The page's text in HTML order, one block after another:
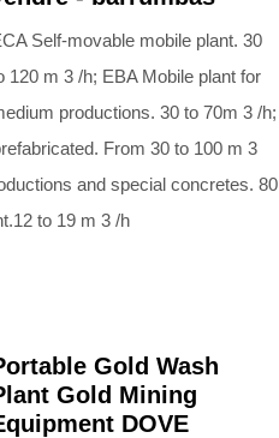
Self-movable mobile plant. 30
120 m 3 /h; EBA Mobile plant for
productions. 30 to 70m 3 /h;
From 30 to 100 m 3
and special concretes. 80
to 19 m 3 /h
Gold Wash
Gold Mining
DOVE